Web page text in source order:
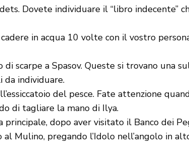
Dovete individuare il “libro indecente”
in acqua 10 volte con il vostro
scarpe a Spasov. Queste si trovano una
da individuare.
del pesce. Fate attenzione
di tagliare la mano di Ilya.
dopo aver visitato il Banco dei
Mulino, pregando l’Idolo nell’angolo in